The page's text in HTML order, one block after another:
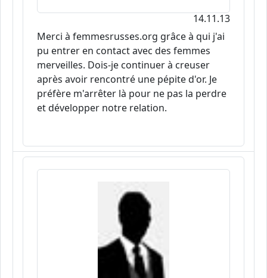
14.11.13
Merci à femmesrusses.org grâce à qui j'ai
pu entrer en contact avec des femmes
merveilles. Dois-je continuer à creuser
après avoir rencontré une pépite d'or. Je
préfère m'arrêter là pour ne pas la perdre
et développer notre relation.